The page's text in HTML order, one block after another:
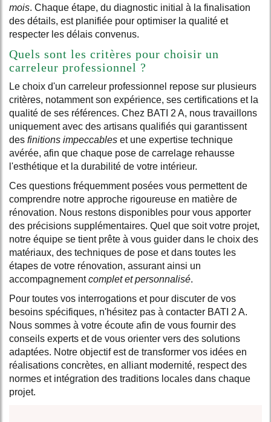
mois. Chaque étape, du diagnostic initial à la finalisation
des détails, est planifiée pour optimiser la qualité et
respecter les délais convenus.
Quels sont les critères pour choisir un
carreleur professionnel ?
Le choix d'un carreleur professionnel repose sur plusieurs
critères, notamment son expérience, ses certifications et la
qualité de ses références. Chez BATI 2 A, nous travaillons
uniquement avec des artisans qualifiés qui garantissent
des finitions impeccables et une expertise technique
avérée, afin que chaque pose de carrelage rehausse
l'esthétique et la durabilité de votre intérieur.
Ces questions fréquemment posées vous permettent de
comprendre notre approche rigoureuse en matière de
rénovation. Nous restons disponibles pour vous apporter
des précisions supplémentaires. Quel que soit votre projet,
notre équipe se tient prête à vous guider dans le choix des
matériaux, des techniques de pose et dans toutes les
étapes de votre rénovation, assurant ainsi un
accompagnementcomplet et personnalisé.
Pour toutes vos interrogations et pour discuter de vos
besoins spécifiques, n'hésitez pas à contacter BATI 2 A.
Nous sommes à votre écoute afin de vous fournir des
conseils experts et de vous orienter vers des solutions
adaptées. Notre objectif est de transformer vos idées en
réalisations concrètes, en alliant modernité, respect des
normes et intégration des traditions locales dans chaque
projet.